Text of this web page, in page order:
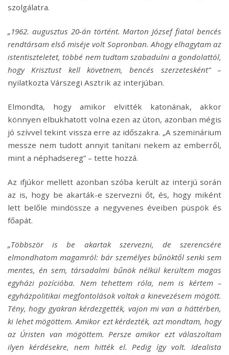
szolgálatra.
„1962. augusztus 20-án történt. Marton József fiatal bencés
rendtársam első miséje volt Sopronban. Ahogy elhagytam az
istentiszteletet, többé nem tudtam szabadulni a gondolattól,
hogy Krisztust kell követnem, bencés szerzetesként”–
nyilatkozta Várszegi Asztrik az interjúban.
Elmondta, hogy amikor elvitték katonának, akkor
könnyen elbukhatott volna ezen az úton, azonban mégis
jó szívvel tekint vissza erre az időszakra. „A szeminárium
messze nem tudott annyit tanítani nekem az emberről,
mint a néphadsereg” – tette hozzá.
Az ifjúkor mellett azonban szóba került az interjú során
az is, hogy be akarták-e szervezni őt, és, hogy miként
lett belőle mindössze a negyvenes éveiben püspök és
főapát.
„Többször is be akartak szervezni, de szerencsére
elmondhatom magamról: bár személyes bűnöktől senki sem
mentes, én sem, társadalmi bűnök nélkül kerültem magas
egyházi pozícióba. Nem tehettem róla, nem is kértem –
egyházpolitikai megfontolások voltak a kinevezésem mögött.
Tény, hogy gyakran kérdezgették, vajon mi van a háttérben,
ki lehet mögöttem. Amikor ezt kérdezték, azt mondtam, hogy
az Úristen van mögöttem. Persze amikor ezt válaszoltam
ilyen kérdésekre, nem hitték el. Pedig így volt. Idealista